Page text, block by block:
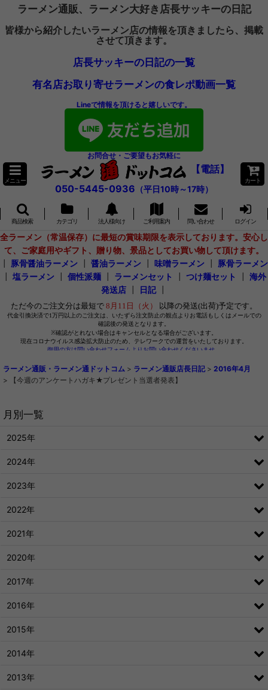
ラーメン通販、ラーメン大好き店長サッキーの日記
皆様から紹介したいラーメン店の情報を頂きましたら、掲載
させて頂きます。
店長サッキーの日記の一覧
有名店お取り寄せラーメンの食レポ動画一覧
Lineで情報を頂けると嬉しいです。
お問合せ・ご要望もお気軽に
メニュー
【電話】
050-5445-0936 （平日10時～17時）
カート
商品検索 カテゴリ 法人様向け ご利用案内 問い合わせ ログイン
全ラーメン（常温保存）に最短の賞味期限を表示しております。安心し
て、ご家庭用やギフト、贈り物、景品としてお買い物して頂けます。
豚骨醤油ラーメン 醤油ラーメン 味噌ラーメン
豚骨ラーメン
塩ラーメン 個性派麺 ラーメンセット つけ麺セット
海外
発送店
日記┃
ラーメン通販・ラーメン通ドットコム > ラーメン通販店長日記 > 2016年4月
>
【今週のアンケートハガキ★プレゼント当選者発表】
月別一覧
2025年
2024年
2023年
2022年
2021年
2020年
2017年
2016年
2015年
2014年
2013年